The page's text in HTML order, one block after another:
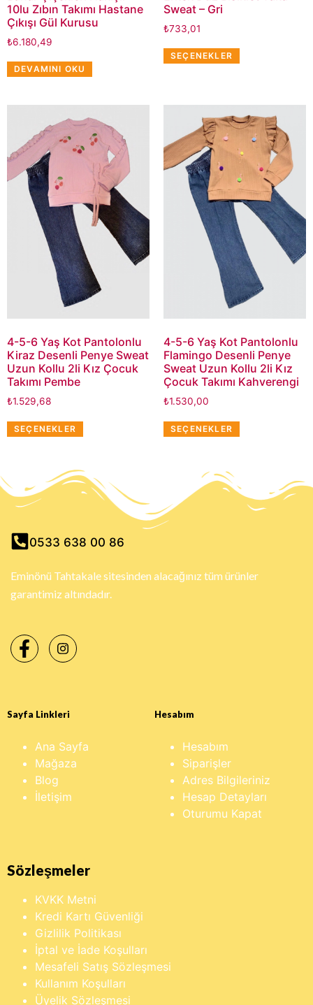
10lu Zıbın Takımı Hastane
Çıkışı Gül Kurusu
₺6.180,49
DEVAMINI OKU
Sweat – Gri
₺733,01
SEÇENEKLER
4-5-6 Yaş Kot Pantolonlu
Kiraz Desenli Penye Sweat
Uzun Kollu 2li Kız Çocuk
Takımı Pembe
₺1.529,68
SEÇENEKLER
4-5-6 Yaş Kot Pantolonlu
Flamingo Desenli Penye
Sweat Uzun Kollu 2li Kız
Çocuk Takımı Kahverengi
₺1.530,00
SEÇENEKLER
0533 638 00 86
Eminönü Tahtakale sitesinden alacağınız tüm ürünler
garantimiz altındadır.
Sayfa Linkleri
Ana Sayfa
Mağaza
Blog
İletişim
Hesabım
Hesabım
Siparişler
Adres Bilgileriniz
Hesap Detayları
Oturumu Kapat
Sözleşmeler
KVKK Metni
Kredi Kartı Güvenliği
Gizlilik Politikası
İptal ve İade Koşulları
Mesafeli Satış Sözleşmesi
Kullanım Koşulları
Üyelik Sözleşmesi